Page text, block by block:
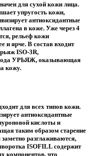
для сухой кожи лица.
упругость кожи,
антиоксидантные
в коже. Уже через 4
рельеф кожи
и ярче. В состав входит
ISO-3R,
УРЬЯЖ, оказывающая
кожу.
для всех типов кожи.
антиоксидантные
кислоты и
таким образом старение
разглаживаются,
ISOFILL содержит
компонентов, что